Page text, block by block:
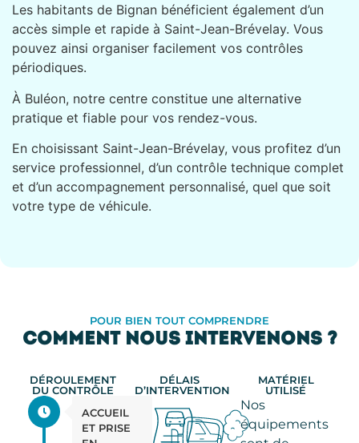
Les habitants de Bignan bénéficient également d’un
accès simple et rapide à Saint-Jean-Brévelay. Vous
pouvez ainsi organiser facilement vos contrôles
périodiques.
À Buléon, notre centre constitue une alternative
pratique et fiable pour vos rendez-vous.
En choisissant Saint-Jean-Brévelay, vous profitez d’un
service professionnel, d’un contrôle technique complet
et d’un accompagnement personnalisé, quel que soit
votre type de véhicule.
POUR BIEN TOUT COMPRENDRE
COMMENT NOUS INTERVENONS ?
DÉROULEMENT
DU CONTRÔLE
ACCUEIL
ET PRISE
DÉLAIS
D’INTERVENTION
MATÉRIEL
UTILISÉ
Nos
équipements